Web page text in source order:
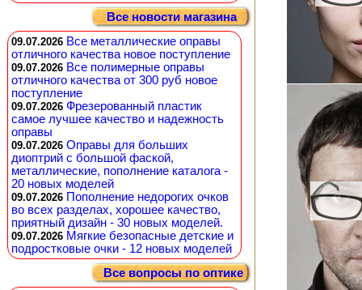
Все новости магазина
09.07.2026 Все металлические оправы
отличного качества новое поступление
09.07.2026 Все полимерные оправы
отличного качества от 300 руб новое
поступление
09.07.2026 Фрезерованный пластик
самое лучшее качество и надежность
оправы
09.07.2026 Оправы для больших
диоптрий с большой фаской,
металлические, пополнение каталога -
20 новых моделей
09.07.2026 Пополнение недорогих очков
во всех разделах, хорошее качество,
приятный дизайн - 30 новых моделей.
09.07.2026 Мягкие безопасные детские и
подростковые очки - 12 новых моделей
Все вопросы по оптике